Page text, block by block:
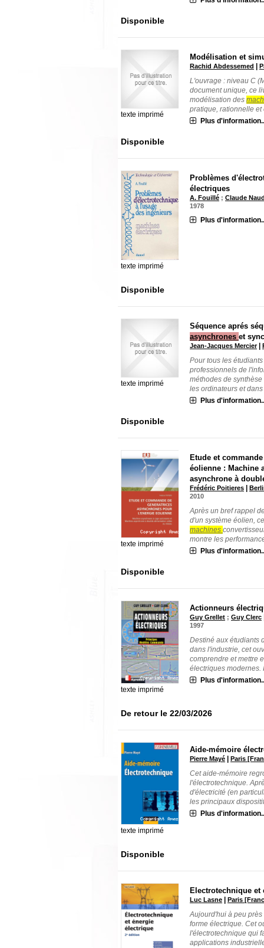
Disponible
texte imprimé
Modélisation et
Rachid Abdessemed |
L'ouvrage : niveau C
document unique, ce
modélisation des
pratique, rationnelle et
Plus
Disponible
texte imprimé
Problèmes
électriques
A. Fouillé ;Claude
1978
Plus
Disponible
texte imprimé
Séquence aprés
asynchroneset
Jean-Jacques Mercier |
Pour tous les
professionnels de
méthodes de
les ordinateurs et dans
Plus
Disponible
texte imprimé
Etude et
éolienne : Machine
asynchrone à
Frédéric Poitieres |
2010
Après un bref rappel
d'un système éolien,
machines
montre les
Plus
Disponible
texte imprimé
Actionneurs
Guy Grellet ;Guy Clerc
1997
Destiné aux étudiants
dans l'industrie, cet
comprendre et mettre
électriques modernes.
Plus
De retour le 22/03/2026
texte imprimé
Aide-mémoire
Pierre Mayé |Paris
Cet aide-mémoire
l'électrotechnique.
d'électricité (en
les principaux
Plus
Disponible
Electrotechnique et
Luc Lasne |Paris
Aujourd'hui à peu
forme électrique. Cet
l'électrotechnique qui
applications